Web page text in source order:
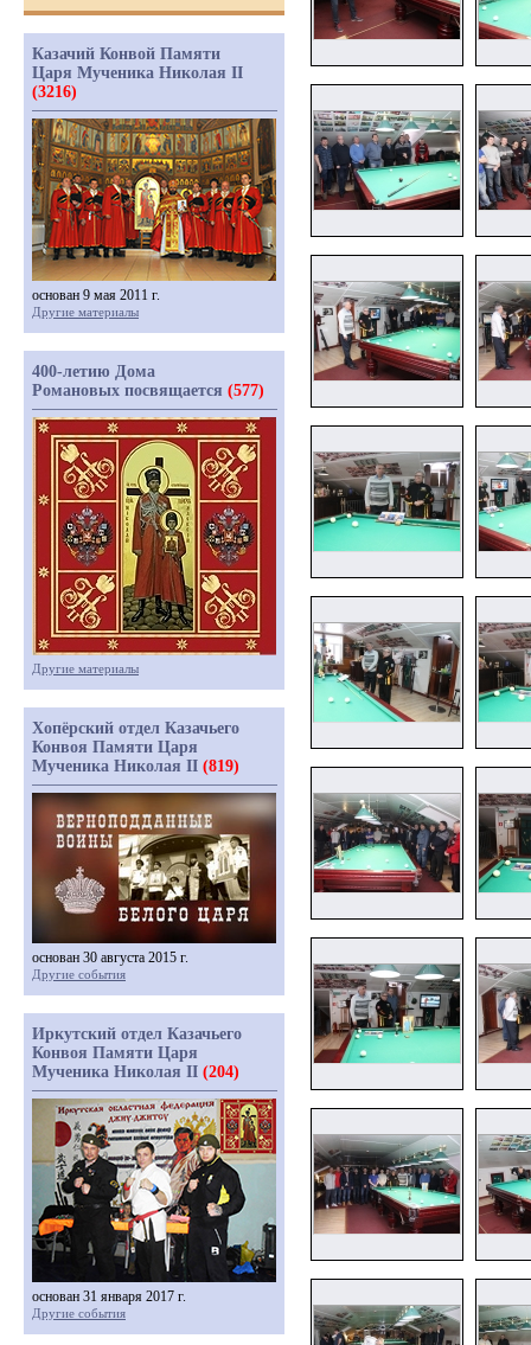
Казачий Конвой Памяти
Царя Мученика Николая II
(3216)
основан 9 мая 2011 г.
Другие материалы
400-летию Дома
Романовых посвящается (577)
Другие материалы
Хопёрский отдел Казачьего
Конвоя Памяти Царя
Мученика Николая II (819)
основан 30 августа 2015 г.
Другие события
Иркутский отдел Казачьего
Конвоя Памяти Царя
Мученика Николая II (204)
основан 31 января 2017 г.
Другие события